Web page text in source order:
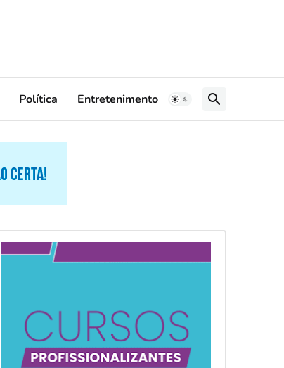
Política Entretenimento